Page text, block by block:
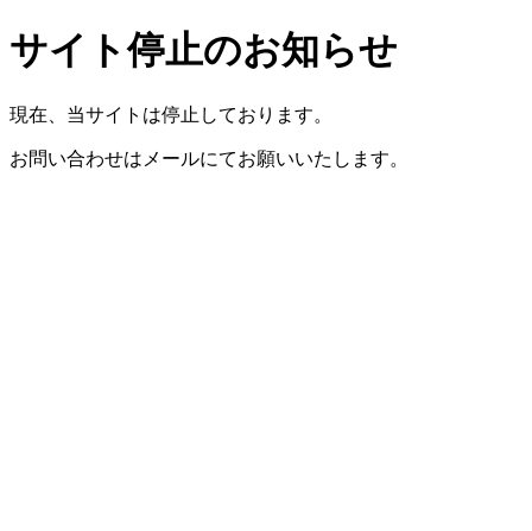
サイト停止のお知らせ
現在、当サイトは停止しております。
お問い合わせはメールにてお願いいたします。